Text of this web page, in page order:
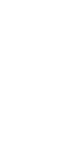
La situación con
máximo